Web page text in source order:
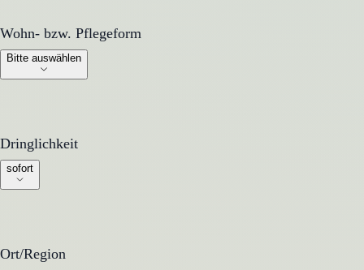
Wohn- bzw. Pflegeform
Wohn- bzw. Pflegeform
Bitte auswählen
Dringlichkeit
Dringlichkeit
sofort
Ort/Region